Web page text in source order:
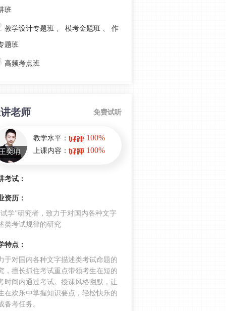
点题卷考点命中考题60分
教资综合素质不良行为和严重不良行
育，傻傻分不清楚？
综合素质必背！一句话理解教师职业
幼儿教资科一：《新时代幼儿园教师
职业行为十项准则》与教师职业道德
的关系
教资科目一教育法律法规之法条的颁
教资综合素质教育法律法规考点之如
何划分法律责任？
教资综合素质高频考点：未成年人犯
罪责任承担的年龄是如何区分界定
的？
教资综合素质：教师的基本权利和义
务是什么？
教资综合素质：学生权利被侵犯，受
班
教学设计专题班 、 模考金题班 、 作
题班
高频考点班
老师 免费试听
奕珃
教学水平： 100%
上课内容： 100%
考试：
资历：
试学”研究者，致力于对国内各种文字
类考试规律的研究
特点：
于对国内各种文字描述类考试命题的
，擅长抓住考试重点带领考生在短的
时间内通过考试。授课风格幽默，让
在欢乐中掌握知识要点，轻松快乐的
备考任务。